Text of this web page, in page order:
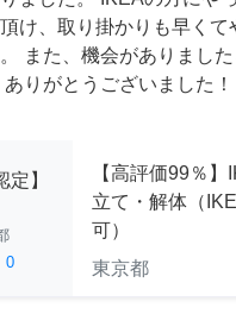
け、取り掛かりも早くて
また、機会がありまし
りがとうございました！
】
0
【高評価99％
立て・解体（
可）
東京都